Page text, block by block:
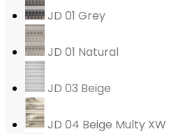
JD 01 Grey
JD 01 Natural
JD 03 Beige
JD 04 Beige Multy XW